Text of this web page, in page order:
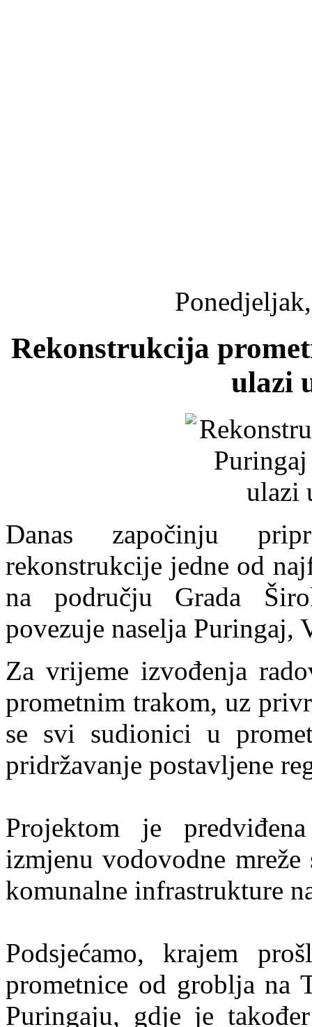
Rekonstrukcija
ulazi
Danas započinju
rekonstrukcije jedne od
na području Grada
povezuje naselja Puringaj,
Za vrijeme izvođenja
prometnim trakom, uz
se svi sudionici u
pridržavanje postavljene
Projektom je
izmjenu vodovodne
komunalne infrastrukture
Podsjećamo, krajem
prometnice od groblja na
Puringaju, gdje je